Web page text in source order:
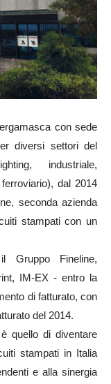
con sede
diversi settori del
industriale,
dal 2014
seconda azienda
stampati con un
Gruppo Fineline,
IM-EX - entro la
di fatturato, con
del 2014.
quello di diventare
stampati in Italia
e alla sinergia